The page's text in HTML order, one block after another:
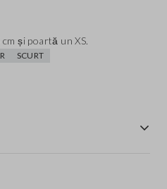
și poartă un XS.
SCURT